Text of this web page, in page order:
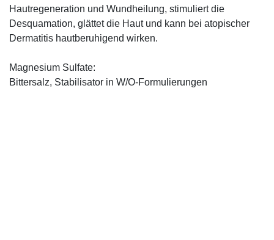
Hautregeneration und Wundheilung, stimuliert die
Desquamation, glättet die Haut und kann bei atopischer
Dermatitis hautberuhigend wirken.
Magnesium Sulfate:
Bittersalz, Stabilisator in W/O-Formulierungen